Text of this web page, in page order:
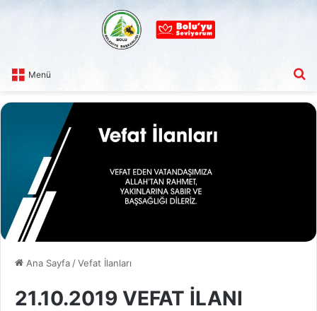
Menü
Ana Sayfa /Vefat İlanları
21.10.2019 VEFAT İLANI